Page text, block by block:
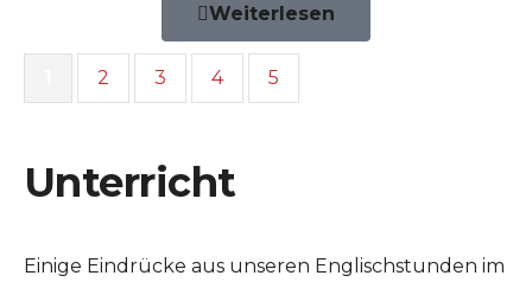
Weiterlesen
2 3 4 5
Unterricht
Einige Eindrücke aus unseren Englischstunden im